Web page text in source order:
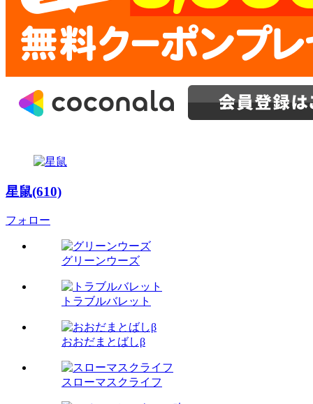
星鼠(610)
フォロー
グリーンウーズ
トラブルバレット
おおだまとばしβ
スローマスクライフ